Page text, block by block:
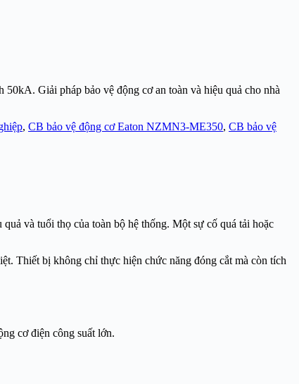
Giải pháp bảo vệ động cơ an toàn và hiệu quả cho nhà
, CB bảo vệ động cơ Eaton NZMN3-ME350, CB bảo vệ
và tuổi thọ của toàn bộ hệ thống. Một sự cố quá tải hoặc
Thiết bị không chỉ thực hiện chức năng đóng cắt mà còn tích
cơ điện công suất lớn.